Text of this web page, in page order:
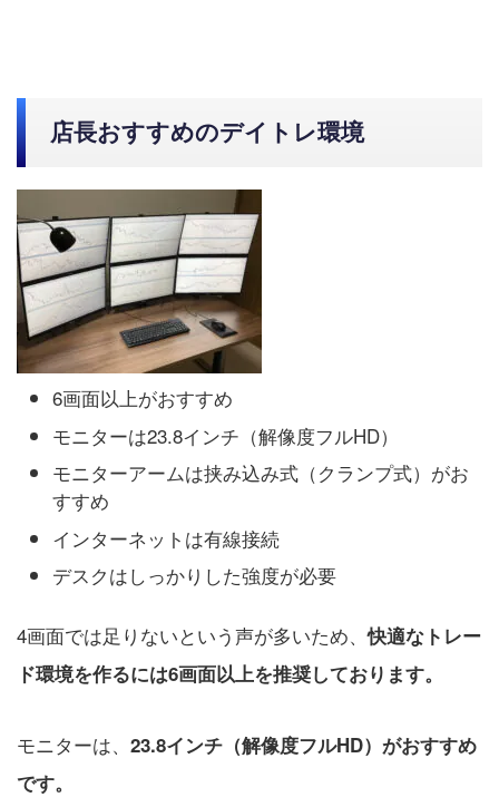
店長おすすめのデイトレ環境
6画面以上がおすすめ
モニターは23.8インチ（解像度フルHD）
モニターアームは挟み込み式（クランプ式）がお
すすめ
インターネットは有線接続
デスクはしっかりした強度が必要
4画面では足りないという声が多いため、快適なトレー
ド環境を作るには6画面以上を推奨しております。
モニターは、 23.8インチ（解像度フルHD）がおすすめ
です。